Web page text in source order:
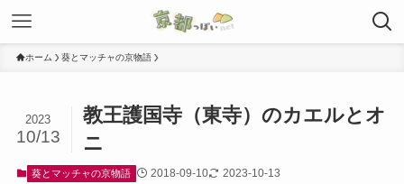
ホーム 葵とマッチャの京物語
教王護国寺（東寺）のカエルとオ
ニ
2023
10/13
葵とマッチャの京物語 2018-09-10 2023-10-13